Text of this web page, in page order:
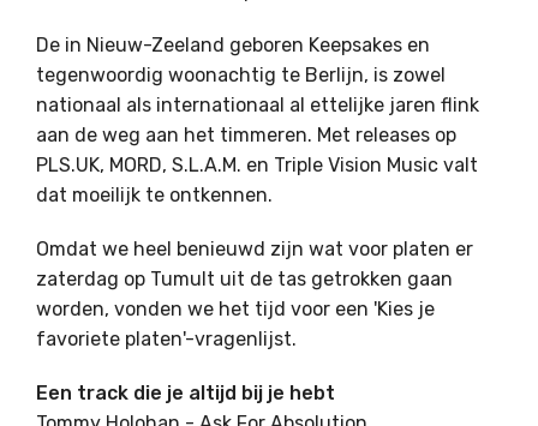
De in Nieuw-Zeeland geboren Keepsakes en
tegenwoordig woonachtig te Berlijn, is zowel
nationaal als internationaal al ettelijke jaren flink
aan de weg aan het timmeren. Met releases op
PLS.UK, MORD, S.L.A.M. en Triple Vision Music valt
dat moeilijk te ontkennen.
Omdat we heel benieuwd zijn wat voor platen er
zaterdag op Tumult uit de tas getrokken gaan
worden, vonden we het tijd voor een 'Kies je
favoriete platen'-vragenlijst.
Een track die je altijd bij je hebt